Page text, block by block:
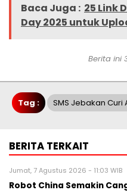
Baca Juga : 25 Link
Day 2025 untuk
Berita ini
Tag : SMS Jebakan Curi
BERITA TERKAIT
Jumat, 7 Agustus 2026 - 11:03 WIB
Robot China Semakin